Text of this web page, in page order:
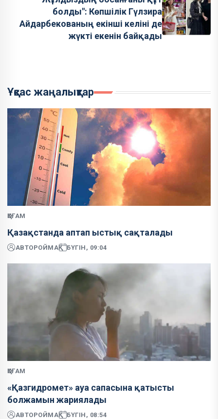
болды": Көпшілік Гүлзира
Айдарбекованың екінші келіні де
жүкті екенін байқады
Ұқсас жаңалықтар
ҚОҒАМ
Қазақстанда аптап ыстық сақталады
АВТОРОЙМАҚ БҮГІН, 09:04
ҚОҒАМ
«Қазгидромет» ауа сапасына қатысты
болжамын жариялады
АВТОРОЙМАҚ БҮГІН, 08:54